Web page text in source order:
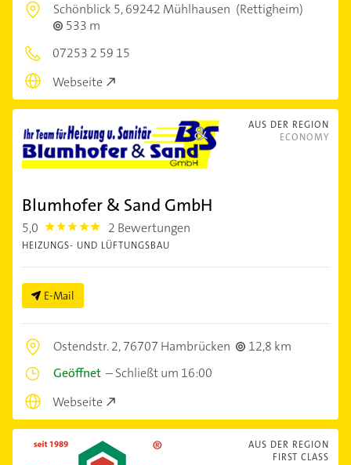
Schönblick 5,69242 Mühlhausen (Rettigheim)
533 m
07253 2 59 15
Webseite
AUS DER REGION
ECONOMY
Blumhofer & Sand GmbH
5,0 5.0 2 Bewertungen
HEIZUNGS- UND LÜFTUNGSBAU
E-Mail
Ostendstr. 2,76707 Hambrücken
12,8 km
Geöffnet –Schließt um 16:00
Webseite
AUS DER REGION
FIRST CLASS